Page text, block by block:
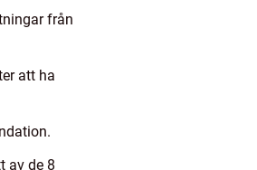
från
att ha
av de 8